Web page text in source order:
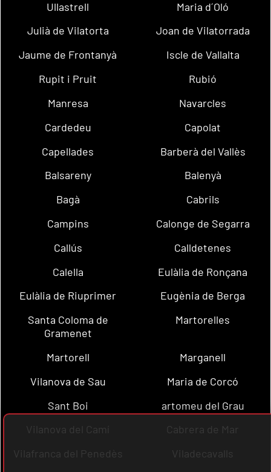
Ullastrell
Maria d´Oló
Julià de Vilatorta
Joan de Vilatorrada
Jaume de Frontanyà
Iscle de Vallalta
Rupit i Pruit
Rubió
Manresa
Navarcles
Cardedeu
Capolat
Capellades
Barberà del Vallès
Balsareny
Balenyà
Bagà
Cabrils
Campins
Calonge de Segarra
Callús
Calldetenes
Calella
Eulàlia de Ronçana
Eulàlia de Riuprimer
Eugènia de Berga
Santa Coloma de
Gramenet
Martorelles
Martorell
Marganell
Vilanova de Sau
Maria de Corcó
Sant Boi
artomeu del Grau
Vilanova del Camí
Cabrera de Mar
Vilafranca del Penedès
Viladecavalls